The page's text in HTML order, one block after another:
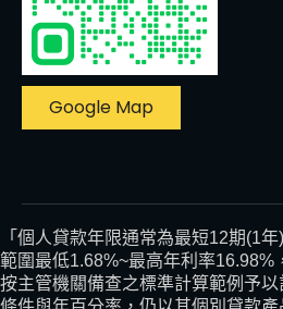
Google Map
「個人貸款年限通常為最短12期(1
範圍最低1.68%~最高年利率16.98%
按主管機關備查之標準計算範例予